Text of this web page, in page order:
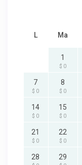
L Ma
1
$ 0
7
$ 0
8
$ 0
14
$ 0
15
$ 0
21
$ 0
22
$ 0
28 29